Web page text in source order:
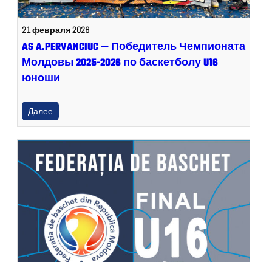
21 февраля 2026
AS A.PERVANCIUC — Победитель Чемпионата
Молдовы 2025-2026 по баскетболу U16
юноши
Далее